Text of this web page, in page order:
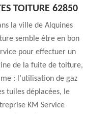
TOITURE 62850
la ville de Alquines
semble être en bon
pour effectuer un
de la fuite de toiture,
: l’utilisation de gaz
tuiles déplacées, le
KM Service